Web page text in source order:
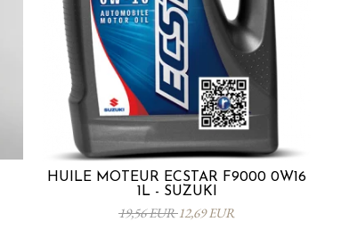
HUILE MOTEUR ECSTAR F9000 0W16
1L - SUZUKI
19,56 EUR12,69 EUR